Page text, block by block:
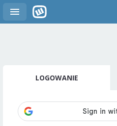
LOGOWANIE